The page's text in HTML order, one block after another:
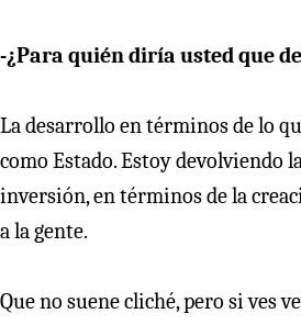
-¿Para quién diría usted que
La desarrollo en términos de lo
como Estado. Estoy devolviendo
inversión, en términos de la
a la gente.
Que no suene cliché, pero si ves